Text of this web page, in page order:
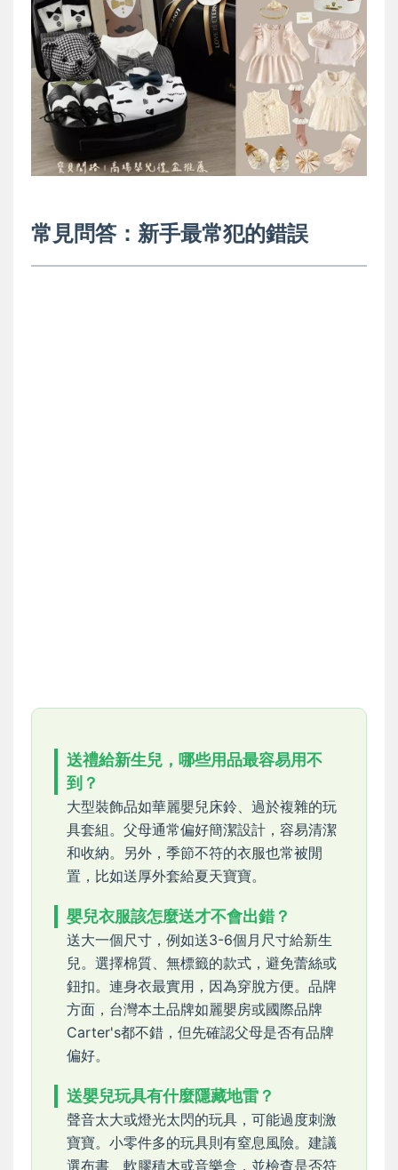
常見問答：新手最常犯的錯誤
送禮給新生兒，哪些用品最容易用不
到？
大型裝飾品如華麗嬰兒床鈴、過於複雜的玩
具套組。父母通常偏好簡潔設計，容易清潔
和收納。另外，季節不符的衣服也常被閒
置，比如送厚外套給夏天寶寶。
嬰兒衣服該怎麼送才不會出錯？
送大一個尺寸，例如送3-6個月尺寸給新生
兒。選擇棉質、無標籤的款式，避免蕾絲或
鈕扣。連身衣最實用，因為穿脫方便。品牌
方面，台灣本土品牌如麗嬰房或國際品牌
Carter's都不錯，但先確認父母是否有品牌
偏好。
送嬰兒玩具有什麼隱藏地雷？
聲音太大或燈光太閃的玩具，可能過度刺激
寶寶。小零件多的玩具則有窒息風險。建議
選布書、軟膠積木或音樂盒，並檢查是否符